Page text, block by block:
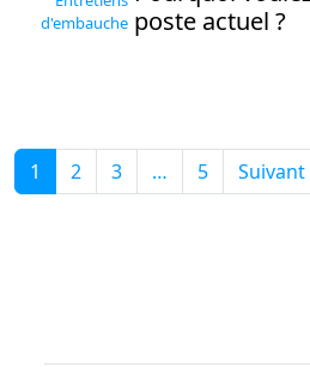
d'embauche poste actuel ?
1 2 3 … 5 Suivant